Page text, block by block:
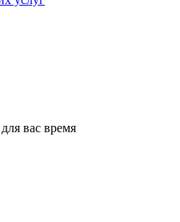
вас время